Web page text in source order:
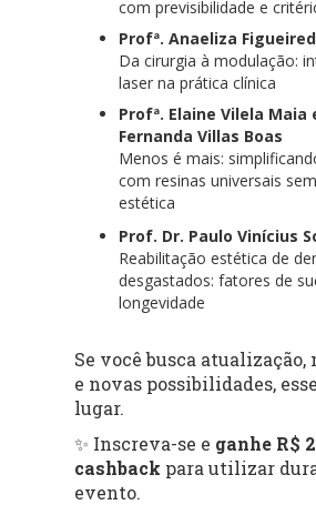
com previsibilidade e
Profª. Anaeliza
Da cirurgia à modulação:
laser na prática clínica
Profª. Elaine Vilela Maia
Fernanda Villas Boas
Menos é mais:
com resinas universais
estética
Prof. Dr. Paulo Vinícius
Reabilitação estética de
desgastados: fatores de
longevidade
Se você busca
e novas possibilidades,
lugar.
✨ Inscreva-se e ganhe R$
cashback para utilizar
evento.